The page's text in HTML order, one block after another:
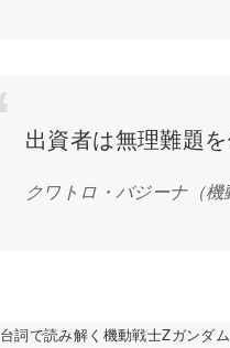
出資者は無理難題を
クワトロ・バジーナ（機
台詞で読み解く機動戦士Zガンダム